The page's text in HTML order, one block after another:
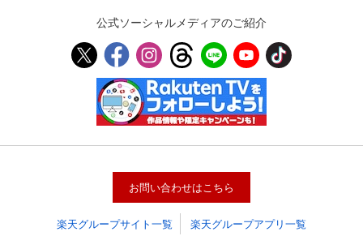
会員情報
決済方法変更 決済方法の変更が可能です。
公式ソーシャルメディアのご紹介
お問い合わせはこちら
楽天グループサイト一覧 楽天グループアプリ一覧